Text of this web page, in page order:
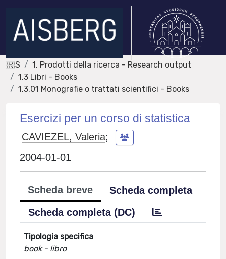
IRIS
1. Prodotti della ricerca - Research output
1.3 Libri - Books
1.3.01 Monografie o trattati scientifici - Books
Esercizi per un corso di statistica
CAVIEZEL, Valeria;
2004-01-01
Scheda breve
Scheda completa
Scheda completa (DC)
Tipologia specifica
book - libro